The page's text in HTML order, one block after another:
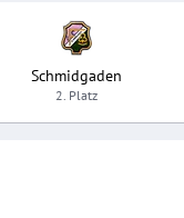
Schmidgaden
2. Platz